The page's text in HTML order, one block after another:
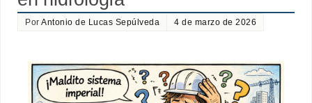
PorAntonio de Lucas Sepúlveda 4 de marzo de 2026